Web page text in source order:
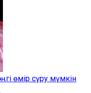
өмір сүру мүмкін